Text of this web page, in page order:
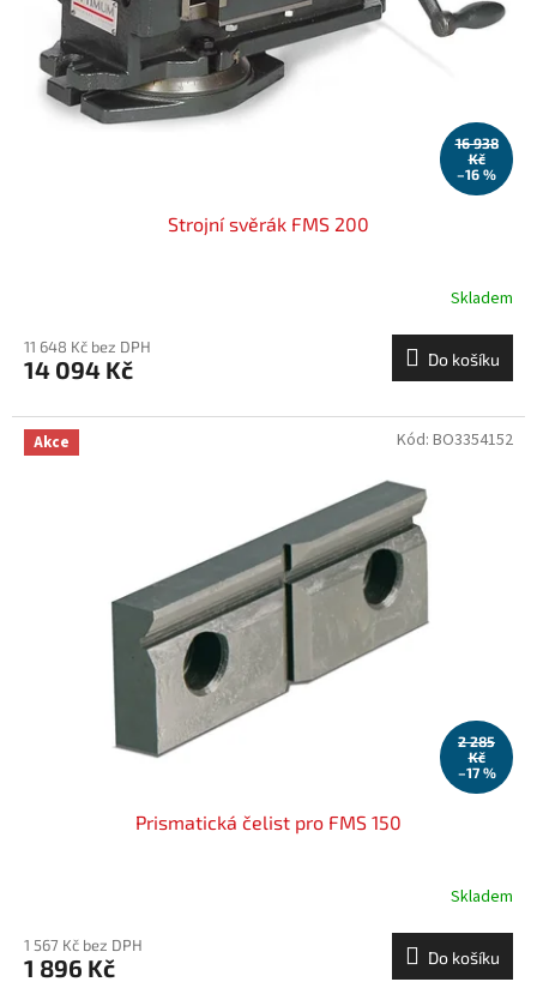
16 938
Kč
–16 %
Strojní svěrák FMS 200
Skladem
11 648 Kč bez DPH
14 094 Kč Do košíku
Akce
2 285
Kč
–17 %
Prismatická čelist pro FMS 150
Skladem
1 567 Kč bez DPH
1 896 Kč Do košíku
Kód: BO3354152